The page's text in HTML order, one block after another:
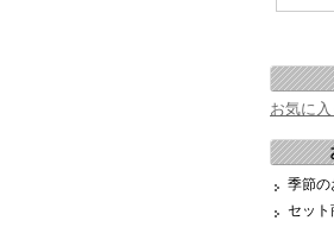
お気に
季節の
セット